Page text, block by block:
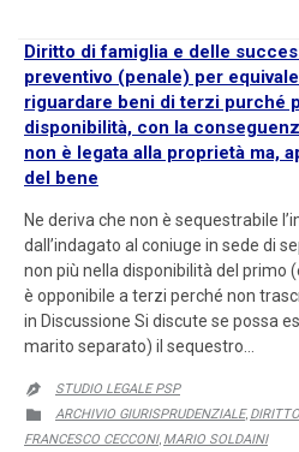
Diritto di famiglia e delle
preventivo (penale) per
riguardare beni di terzi purché
disponibilità, con la
non è legata alla proprietà ma,
del bene
Ne deriva che non è sequestrabile
dall’indagato al coniuge in sede di
non più nella disponibilità del primo
è opponibile a terzi perché non
in Discussione Si discute se possa
marito separato) il sequestro…

STUDIO LEGALE PSP

CATEGORY
ARCHIVIO GIURISPRUDENZIALE,
FRANCESCO CECCONI, MARIO SOLDAINI